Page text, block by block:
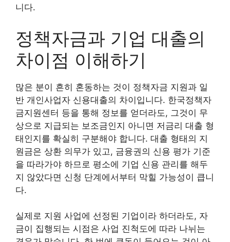
니다.
정책자금과 기업 대출의
차이점 이해하기
많은 분이 흔히 혼동하는 것이 정책자금 지원과 일
반 개인사업자 신용대출의 차이입니다. 한국정책자
금지원센터 등을 통해 정보를 얻더라도, 그것이 무
상으로 지급되는 보조금인지 아니면 저금리 대출 형
태인지를 확실히 구분해야 합니다. 대출 형태의 지
원금은 상환 의무가 있고, 금융권의 신용 평가 기준
을 따라가야 하므로 평소에 기업 신용 관리를 해두
지 않았다면 신청 단계에서부터 막힐 가능성이 큽니
다.
실제로 지원 사업에 선정된 기업이라 하더라도, 자
금이 집행되는 시점은 사업 진척도에 따라 나뉘는